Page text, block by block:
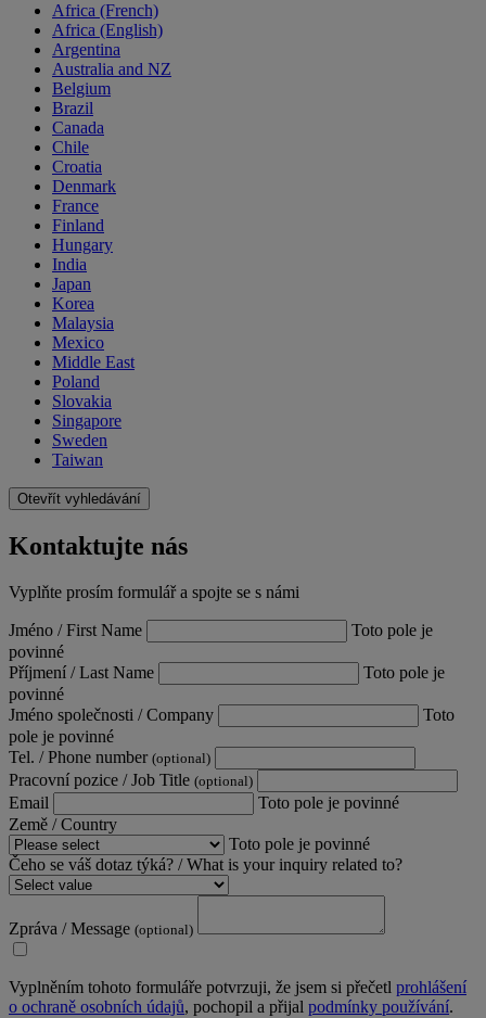
Africa (French)
Africa (English)
Argentina
Australia and NZ
Belgium
Brazil
Canada
Chile
Croatia
Denmark
France
Finland
Hungary
India
Japan
Korea
Malaysia
Mexico
Middle East
Poland
Slovakia
Singapore
Sweden
Taiwan
Otevřít vyhledávání
Kontaktujte nás
Vyplňte prosím formulář a spojte se s námi
Jméno / First Name
Toto pole je
povinné
Příjmení / Last Name
Toto pole je
povinné
Jméno společnosti / Company
Toto
pole je povinné
Tel. / Phone number (optional)
Pracovní pozice / Job Title (optional)
Email
Toto pole je povinné
Země / Country
Toto pole je povinné
Čeho se váš dotaz týká? / What is your inquiry related to?
Zpráva / Message (optional)
Vyplněním tohoto formuláře potvrzuji, že jsem si přečetl prohlášení
o ochraně osobních údajů, pochopil a přijal podmínky používání.